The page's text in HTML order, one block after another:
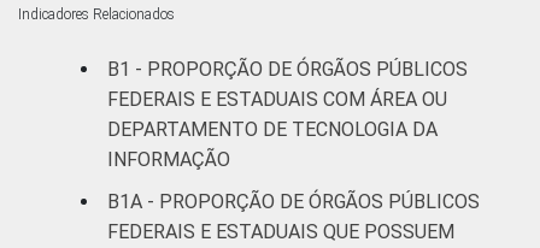
Fonte: NIC.br - out/2013 a dez/2013
Indicadores Relacionados
B1 - PROPORÇÃO DE ÓRGÃOS PÚBLICOS
FEDERAIS E ESTADUAIS COM ÁREA OU
DEPARTAMENTO DE TECNOLOGIA DA
INFORMAÇÃO
B1A - PROPORÇÃO DE ÓRGÃOS PÚBLICOS
FEDERAIS E ESTADUAIS QUE POSSUEM